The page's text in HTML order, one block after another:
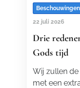
Beschouwingen
22 juli 2026
Drie
Gods tijd
Wij zullen
met een